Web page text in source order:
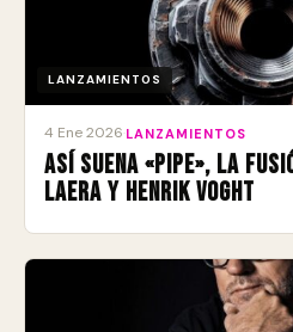
LANZAMIENTOS
4 Ene 2026 LANZAMIENTOS
Así suena «Pipe», la
Laera y Henrik Voght